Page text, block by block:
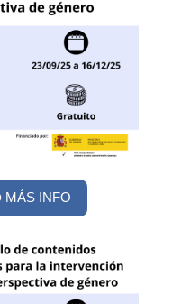
MÁS INFO